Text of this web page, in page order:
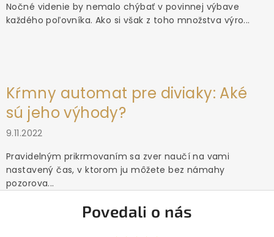
Nočné videnie by nemalo chýbať v povinnej výbave
každého poľovníka. Ako si však z toho množstva výro...
Kŕmny automat pre diviaky: Aké
sú jeho výhody?
9.11.2022
Pravidelným prikrmovaním sa zver naučí na vami
nastavený čas, v ktorom ju môžete bez námahy
pozorova...
Povedali o nás